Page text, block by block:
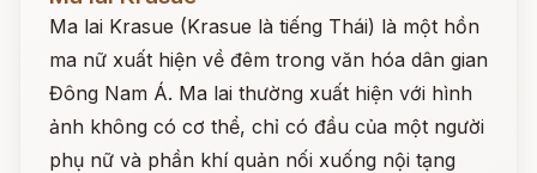
Ma lai Krasue (Krasue là tiếng Thái) là một hồn
ma nữ xuất hiện về đêm trong văn hóa dân gian
Đông Nam Á. Ma lai thường xuất hiện với hình
ảnh không có cơ thể, chỉ có đầu của một người
phụ nữ và phần khí quản nối xuống nội tạng